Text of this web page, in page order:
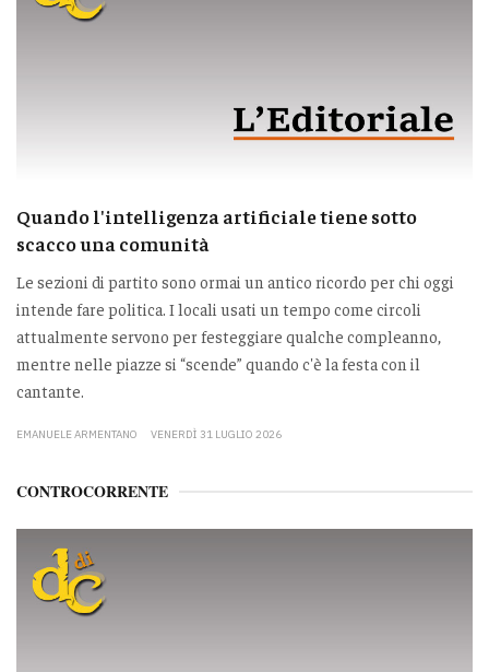
Quando l'intelligenza artificiale tiene sotto
scacco una comunità
Le sezioni di partito sono ormai un antico ricordo per chi oggi
intende fare politica. I locali usati un tempo come circoli
attualmente servono per festeggiare qualche compleanno,
mentre nelle piazze si “scende” quando c'è la festa con il
cantante.
EMANUELE ARMENTANO VENERDÌ 31 LUGLIO 2026
CONTROCORRENTE